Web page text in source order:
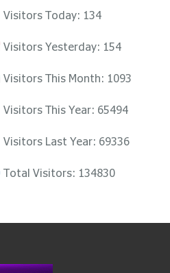
Visitors Today: 134
Visitors Yesterday: 154
Visitors This Month: 1093
Visitors This Year: 65494
Visitors Last Year: 69336
Total Visitors: 134830